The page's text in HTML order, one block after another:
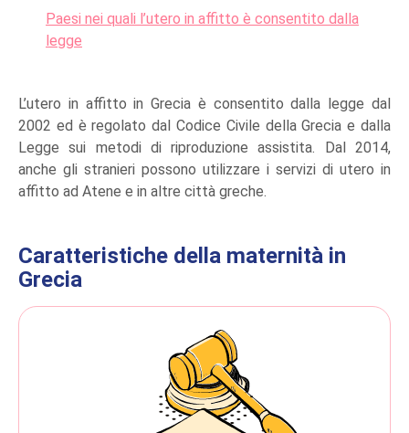
Paesi nei quali l’utero in affitto è consentito dalla
legge
L’utero in affitto in Grecia è consentito dalla legge dal
2002 ed è regolato dal Codice Civile della Grecia e dalla
Legge sui metodi di riproduzione assistita. Dal 2014,
anche gli stranieri possono utilizzare i servizi di utero in
affitto ad Atene e in altre città greche.
Caratteristiche della maternità in
Grecia